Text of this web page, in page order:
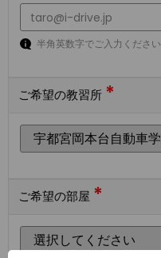
半角英数字でご入力ください
ご希望の教習所 *
ご希望の部屋 *